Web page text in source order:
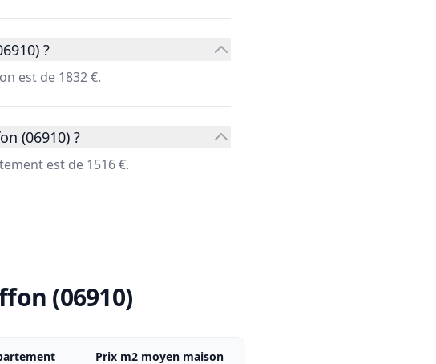
?
est de 1832 €.
(06910) ?
est de 1516 €.
(06910)
Prix m2 moyen maison